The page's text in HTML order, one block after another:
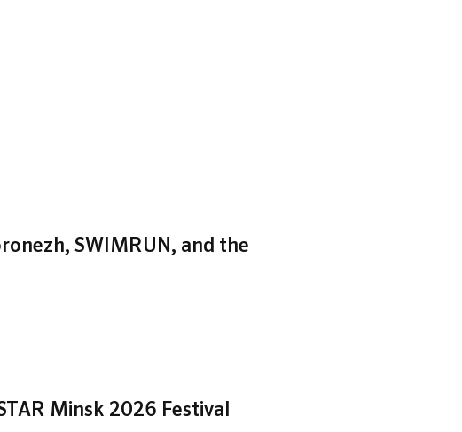
SWIMRUN, and the
Minsk 2026 Festival